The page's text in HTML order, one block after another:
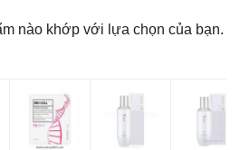
nào khớp với lựa chọn của bạn.